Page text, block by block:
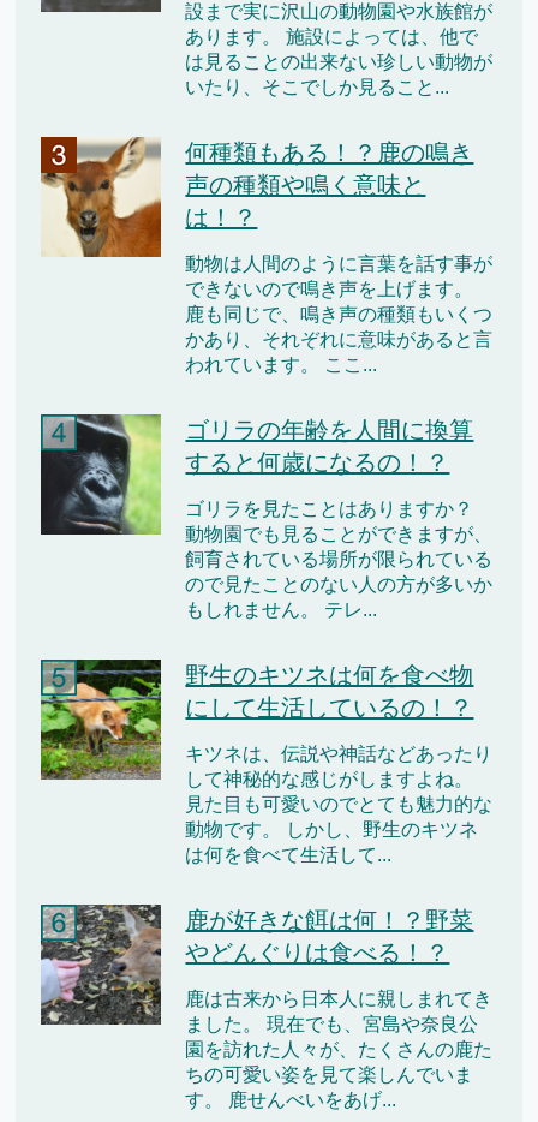
設まで実に沢山の動物園や水族館が
あります。 施設によっては、他で
は見ることの出来ない珍しい動物が
いたり、そこでしか見ること...
何種類もある！？鹿の鳴き
声の種類や鳴く意味と
は！？
動物は人間のように言葉を話す事が
できないので鳴き声を上げます。
鹿も同じで、鳴き声の種類もいくつ
かあり、それぞれに意味があると言
われています。 ここ...
ゴリラの年齢を人間に換算
すると何歳になるの！？
ゴリラを見たことはありますか？
動物園でも見ることができますが、
飼育されている場所が限られている
ので見たことのない人の方が多いか
もしれません。 テレ...
野生のキツネは何を食べ物
にして生活しているの！？
キツネは、伝説や神話などあったり
して神秘的な感じがしますよね。
見た目も可愛いのでとても魅力的な
動物です。 しかし、野生のキツネ
は何を食べて生活して...
鹿が好きな餌は何！？野菜
やどんぐりは食べる！？
鹿は古来から日本人に親しまれてき
ました。 現在でも、宮島や奈良公
園を訪れた人々が、たくさんの鹿た
ちの可愛い姿を見て楽しんでいま
す。 鹿せんべいをあげ...